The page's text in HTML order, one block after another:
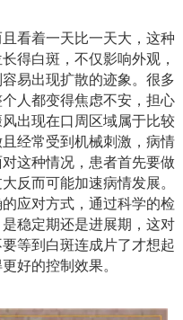
看着一天比一天大，这种
得白斑，不仅影响外观，
易出现扩散的迹象。很多
人都变得焦虑不安，担心
出现在口周区域属于比较
经常受到机械刺激，病情
这种情况，患者首先要做
反而可能加速病情发展。
应对方式，通过科学的检
稳定期还是进展期，这对
等到白斑连成片了才想起
好的控制效果。